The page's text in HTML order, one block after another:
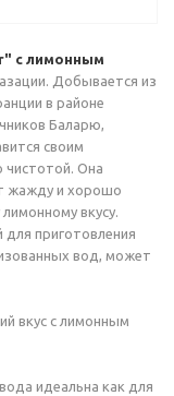
с лимонным
Добывается из
в районе
Баларю,
своим
чистотой. Она
жажду и хорошо
вкусу.
приготовления
вод, может
вкус с лимонным
идеальна как для